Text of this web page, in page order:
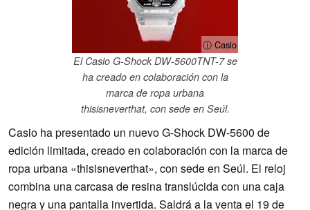
ⓘ Casio
El Casio G-Shock DW-5600TNT-7 se
ha creado en colaboración con la
marca de ropa urbana
thisisneverthat, con sede en Seúl.
Casio ha presentado un nuevo G-Shock DW-5600 de
edición limitada, creado en colaboración con la marca de
ropa urbana «thisisneverthat», con sede en Seúl. El reloj
combina una carcasa de resina translúcida con una caja
negra y una pantalla invertida. Saldrá a la venta el 19 de